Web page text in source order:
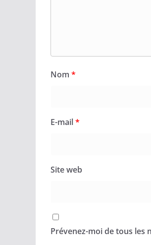
Nom *
E-mail*
Site web
Prévenez-moi de tous les